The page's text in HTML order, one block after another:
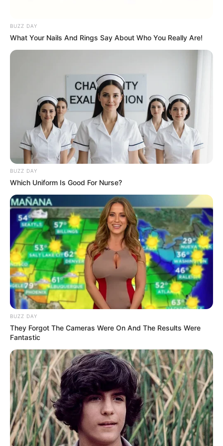
(foto: instagram/theminiwanderer)
Bubur lambuk adalah hidangan khas dari negara tetangga yaitu
Malaysia. Bubur yang berisikan lobak, daging sapi cincang atau
udang dan ditambahkan beberapa bumbu rempah.
Biasanya rempah yang digunakan adalah cengkeh, kulit kayu
manis dan jintan. Bubur lambuk bisa dikonsumsi saat berbuka
puasa atau sahur, tergantung selera.
6. Haleem – India
BUZZ DAY
What Your Nails And Rings Say About Who You Really Are!
BUZZ DAY
Which Uniform Is Good For Nurse?
BUZZ DAY
They Forgot The Cameras Were On And The Results Were
Fantastic